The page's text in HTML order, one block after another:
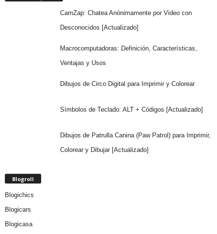
CamZap: Chatea Anónimamente por Video con
Desconocidos [Actualizado]
Macrocomputadoras: Definición, Características,
Ventajas y Usos
Dibujos de Circo Digital para Imprimir y Colorear
Símbolos de Teclado: ALT + Códigos [Actualizado]
Dibujos de Patrulla Canina (Paw Patrol) para Imprimir,
Colorear y Dibujar [Actualizado]
Blogroll
Blogichics
Blogicars
Blogicasa